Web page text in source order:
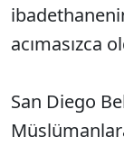
acımasızca
San Diego